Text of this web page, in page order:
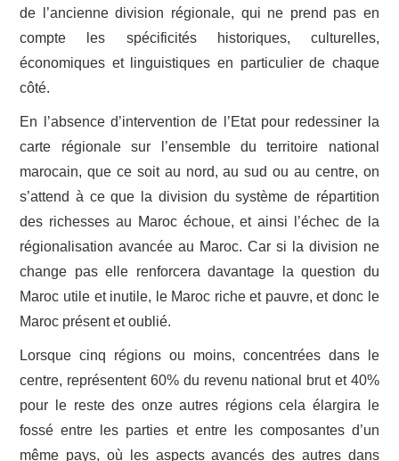
de l’ancienne division régionale, qui ne prend pas en
compte les spécificités historiques, culturelles,
économiques et linguistiques en particulier de chaque
côté.
En l’absence d’intervention de l’Etat pour redessiner la
carte régionale sur l’ensemble du territoire national
marocain, que ce soit au nord, au sud ou au centre, on
s’attend à ce que la division du système de répartition
des richesses au Maroc échoue, et ainsi l’échec de la
régionalisation avancée au Maroc. Car si la division ne
change pas elle renforcera davantage la question du
Maroc utile et inutile, le Maroc riche et pauvre, et donc le
Maroc présent et oublié.
Lorsque cinq régions ou moins, concentrées dans le
centre, représentent 60% du revenu national brut et 40%
pour le reste des onze autres régions cela élargira le
fossé entre les parties et entre les composantes d’un
même pays, où les aspects avancés des autres dans